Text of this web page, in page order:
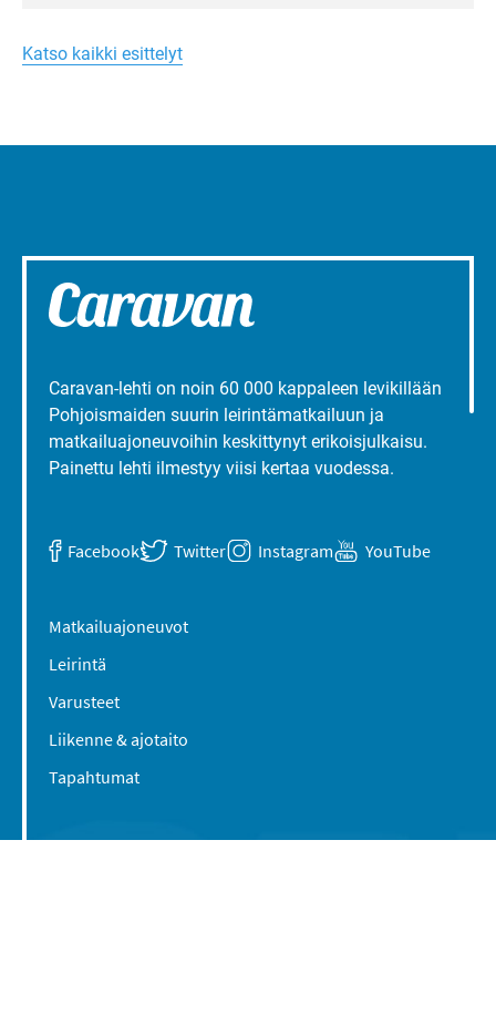
Turun
liepeillä
Katso kaikki esittelyt
Caravan-lehti on noin 60 000 kappaleen levikillään
Pohjoismaiden suurin leirintämatkailuun ja
matkailuajoneuvoihin keskittynyt erikoisjulkaisu.
Painettu lehti ilmestyy viisi kertaa vuodessa.
Facebook Twitter Instagram YouTube
Matkailuajoneuvot
Leirintä
Varusteet
Liikenne & ajotaito
Tapahtumat